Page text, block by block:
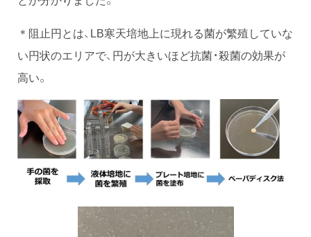
＊阻止円とは、LB寒天培地上に現れる菌が繁殖していな
い円状のエリアで、円が大きいほど抗菌・殺菌の効果が
高い。